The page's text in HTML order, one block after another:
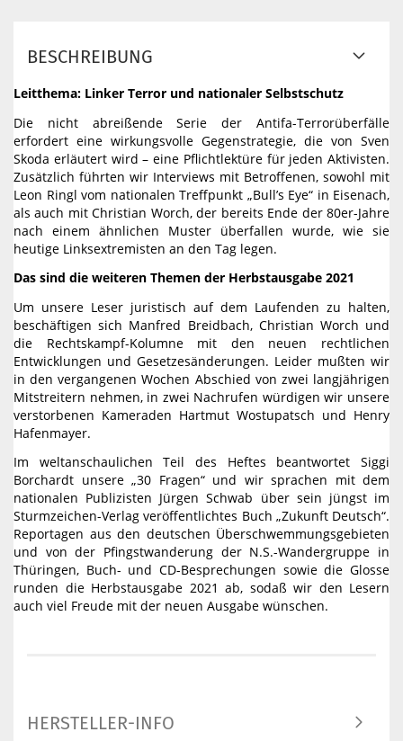
BESCHREIBUNG
Leitthema: Linker Terror und nationaler Selbstschutz
Die nicht abreißende Serie der Antifa-Terrorüberfälle
erfordert eine wirkungsvolle Gegenstrategie, die von Sven
Skoda erläutert wird – eine Pflichtlektüre für jeden Aktivisten.
Zusätzlich führten wir Interviews mit Betroffenen, sowohl mit
Leon Ringl vom nationalen Treffpunkt „Bull’s Eye“ in Eisenach,
als auch mit Christian Worch, der bereits Ende der 80er-Jahre
nach einem ähnlichen Muster überfallen wurde, wie sie
heutige Linksextremisten an den Tag legen.
Das sind die weiteren Themen der Herbstausgabe 2021
Um unsere Leser juristisch auf dem Laufenden zu halten,
beschäftigen sich Manfred Breidbach, Christian Worch und
die Rechtskampf-Kolumne mit den neuen rechtlichen
Entwicklungen und Gesetzesänderungen. Leider mußten wir
in den vergangenen Wochen Abschied von zwei langjährigen
Mitstreitern nehmen, in zwei Nachrufen würdigen wir unsere
verstorbenen Kameraden Hartmut Wostupatsch und Henry
Hafenmayer.
Im weltanschaulichen Teil des Heftes beantwortet Siggi
Borchardt unsere „30 Fragen“ und wir sprachen mit dem
nationalen Publizisten Jürgen Schwab über sein jüngst im
Sturmzeichen-Verlag veröffentlichtes Buch „Zukunft Deutsch“.
Reportagen aus den deutschen Überschwemmungsgebieten
und von der Pfingstwanderung der N.S.-Wandergruppe in
Thüringen, Buch- und CD-Besprechungen sowie die Glosse
runden die Herbstausgabe 2021 ab, sodaß wir den Lesern
auch viel Freude mit der neuen Ausgabe wünschen.
HERSTELLER-INFO